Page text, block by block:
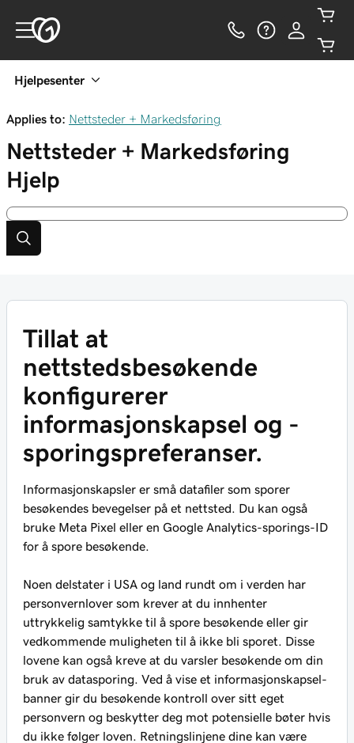
Hjelpesenter
Applies to: Nettsteder + Markedsføring
Nettsteder + Markedsføring
Hjelp
Tillat at
nettstedsbesøkende
konfigurerer
informasjonskapsel og -
sporingspreferanser.
Informasjonskapsler er små datafiler som sporer
besøkendes bevegelser på et nettsted. Du kan også
bruke Meta Pixel eller en Google Analytics-sporings-ID
for å spore besøkende.
Noen delstater i USA og land rundt om i verden har
personvernlover som krever at du innhenter
uttrykkelig samtykke til å spore besøkende eller gir
vedkommende muligheten til å ikke bli sporet. Disse
lovene kan også kreve at du varsler besøkende om din
bruk av datasporing. Ved å vise et informasjonskapsel-
banner gir du besøkende kontroll over sitt eget
personvern og beskytter deg mot potensielle bøter hvis
du ikke følger loven. Retningslinjene dine kan være